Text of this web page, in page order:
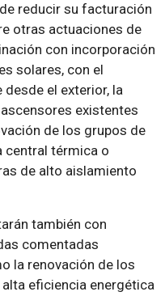
reducir su facturación
otras actuaciones de
con incorporación
solares, con el
el exterior, la
existentes
de los grupos de
central térmica o
de alto aislamiento
también con
comentadas
la renovación de los
eficiencia energética